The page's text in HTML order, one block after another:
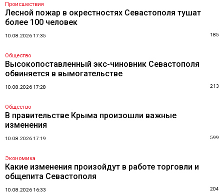
Происшествия
Лесной пожар в окрестностях Севастополя тушат
более 100 человек
10.08.2026 17:35 185
Общество
Высокопоставленный экс-чиновник Севастополя
обвиняется в вымогательстве
10.08.2026 17:28 213
Общество
В правительстве Крыма произошли важные
изменения
10.08.2026 17:19 599
Экономика
Какие изменения произойдут в работе торговли и
общепита Севастополя
10.08.2026 16:33 204